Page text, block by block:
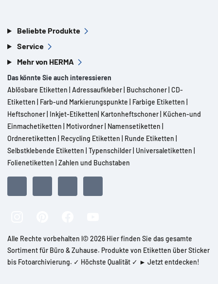
Beliebte Produkte
Service
Mehr von HERMA
Das könnte Sie auch interessieren
Ablösbare Etiketten Adressaufkleber Buchschoner CD-
Etiketten
Farb-und Markierungspunkte Farbige Etiketten
Heftschoner Inkjet-Etiketten Kartonheftschoner Küchen-und
Einmachetiketten
Motivordner Namensetiketten
Ordneretiketten
Recycling Etiketten Runde Etiketten
Selbstklebende Etiketten Typenschilder Universaletiketten
Folienetiketten Zahlen und Buchstaben
Alle Rechte vorbehalten l© 2026 Hier finden Sie das gesamte
Sortiment für Büro & Zuhause. Produkte von Etiketten über Sticker
bis Fotoarchivierung. ✓ Höchste Qualität ✓ ► Jetzt entdecken!